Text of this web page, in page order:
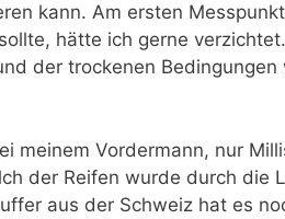
kann. Am ersten
hätte ich gerne
der trockenen
meinem Vordermann, nur
der Reifen wurde durch die
aus der Schweiz hat es